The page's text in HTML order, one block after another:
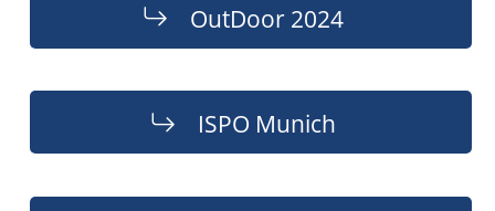
OutDoor 2024
ISPO Munich